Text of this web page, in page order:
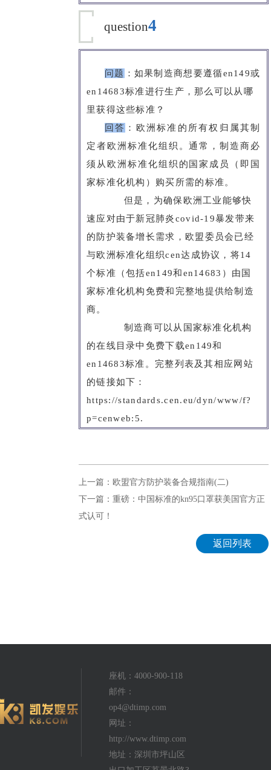
question4
问题 ： 如果制造商想要遵循en149或
en14683标准进行生产，那么可以从哪
里获得这些标准？
回答 ：
欧洲标准的所有权归属其制
定者欧洲标准化组织。通常，制造商必
须从欧洲标准化组织的国家成员（即国
家标准化机构）购买所需的标准。
但是，为确保欧洲工业能够快
速应对由于新冠肺炎covid-19暴发带来
的防护装备增长需求，欧盟委员会已经
与欧洲标准化组织cen达成协议，将14
个标准（包括en149和en14683）由国
家标准化机构免费和完整地提供给制造
商。
制造商可以从国家标准化机构
的在线目录中免费下载en149和
en14683标准。完整列表及其相应网站
的链接如下：
https://standards.cen.eu/dyn/www/f?
p=cenweb:5.
上一篇：欧盟官方防护装备合规指南(二)
下一篇：重磅：中国标准的kn95口罩获美国官方正
式认可！
返回列表
座机：4000-900-118
邮件：
op4@dtimp.com
网址：
http://www.dtimp.com
地址：深圳市坪山区